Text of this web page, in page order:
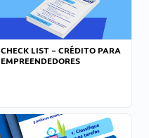
CHECK LIST – CRÉDITO PARA
EMPREENDEDORES